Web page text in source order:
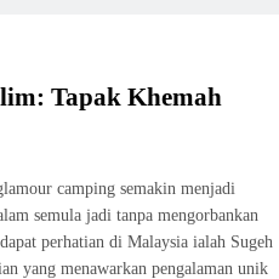
Tapak Khemah
camping semakin menjadi
semula jadi tanpa mengorbankan
perhatian di Malaysia ialah Sugeh
yang menawarkan pengalaman unik